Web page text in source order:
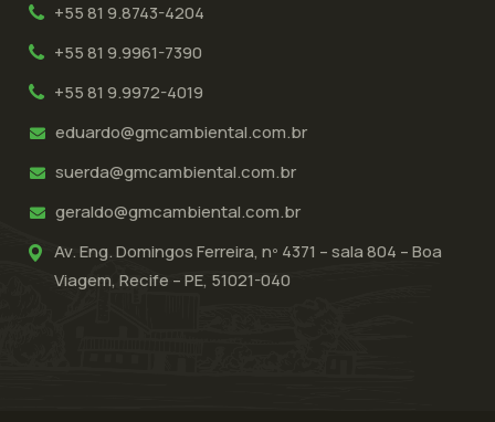
+55 81 9.8743-4204
+55 81 9.9961-7390
+55 81 9.9972-4019
eduardo@gmcambiental.com.br
suerda@gmcambiental.com.br
geraldo@gmcambiental.com.br
Av. Eng. Domingos Ferreira, nº 4371 – sala 804 – Boa
Viagem, Recife – PE, 51021-040